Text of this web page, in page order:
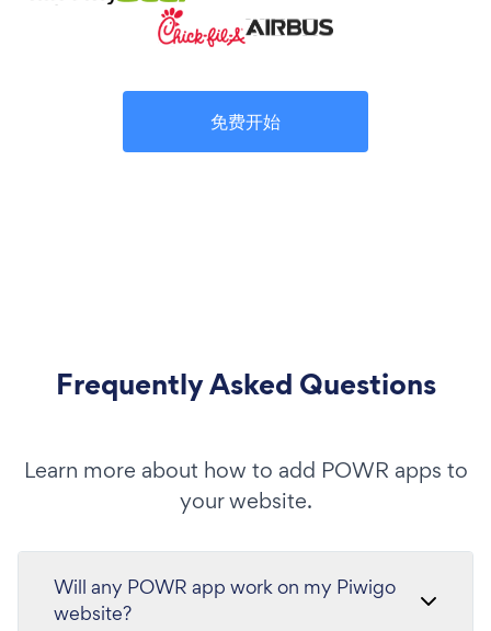
免费开始
Frequently Asked Questions
Learn more about how to add POWR apps to
your website.
Will any POWR app work on my Piwigo
website?